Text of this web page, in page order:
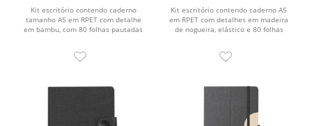
Kit escritório contendo caderno
tamanho A5 em RPET com detalhe
em bambu, com 80 folhas pautadas
Kit escritório contendo caderno A5
em RPET com detalhes em madeira
de nogueira, elástico e 80 folhas